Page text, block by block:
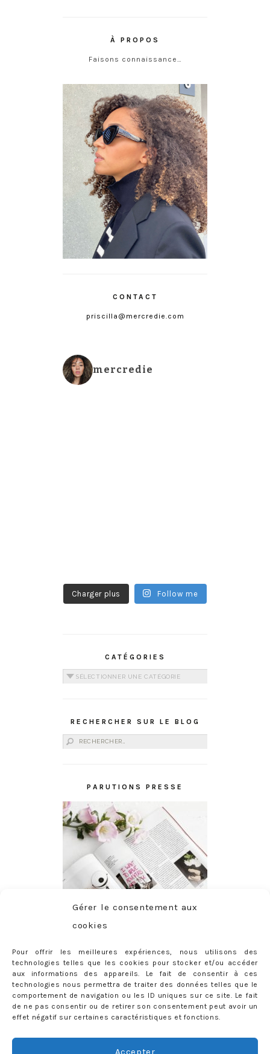
Gérer le consentement aux
cookies
Pour offrir les meilleures expériences, nous utilisons des
technologies telles que les cookies pour stocker et/ou accéder
aux informations des appareils. Le fait de consentir à ces
technologies nous permettra de traiter des données telles que le
comportement de navigation ou les ID uniques sur ce site. Le fait
de ne pas consentir ou de retirer son consentement peut avoir un
effet négatif sur certaines caractéristiques et fonctions.
Accepter
À PROPOS
Faisons connaissance…
CONTACT
priscilla@mercredie.com
mercredie
Charger plus Follow me
CATÉGORIES
Catégories
RECHERCHER SUR LE BLOG
Rechercher :
PARUTIONS PRESSE
ABONNEMENT
Adresse